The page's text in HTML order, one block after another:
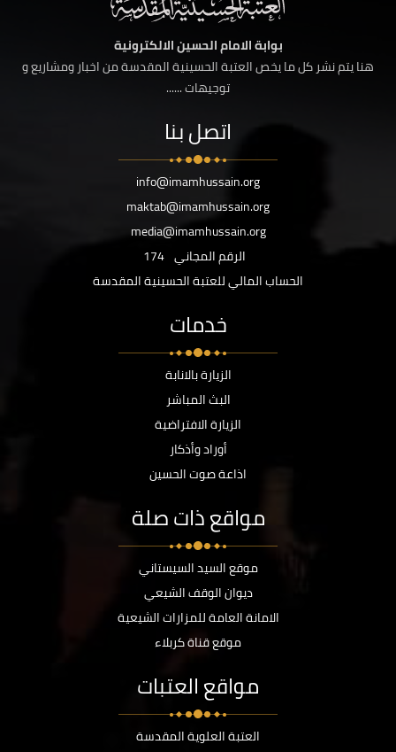
بوابة الامام الحسين الالكترونية
هنا يتم نشر كل ما يخص العتبة الحسينية المقدسة من اخبار ومشاريع و
توجيهات ......
اتصل بنا
info@imamhussain.org
maktab@imamhussain.org
media@imamhussain.org
الرقم المجاني 174
الحساب المالي للعتبة الحسينية المقدسة
خدمات
الزيارة بالانابة
البث المباشر
الزيارة الافتراضية
أوراد وأذكار
اذاعة صوت الحسين
مواقع ذات صلة
موقع السيد السيستاني
ديوان الوقف الشيعي
الامانة العامة للمزارات الشيعية
موقع قناة كربلاء
مواقع العتبات
العتبة العلوية المقدسة